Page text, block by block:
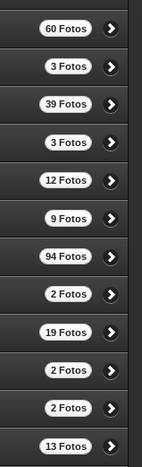
60 Fotos
3 Fotos
39 Fotos
3 Fotos
12 Fotos
9 Fotos
94 Fotos
2 Fotos
19 Fotos
2 Fotos
2 Fotos
13 Fotos